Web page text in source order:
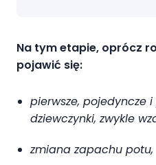
Na tym etapie, oprócz
pojawić się:
pierwsze, pojedyncze i
dziewczynki, zwykle
zmiana zapachu potu,